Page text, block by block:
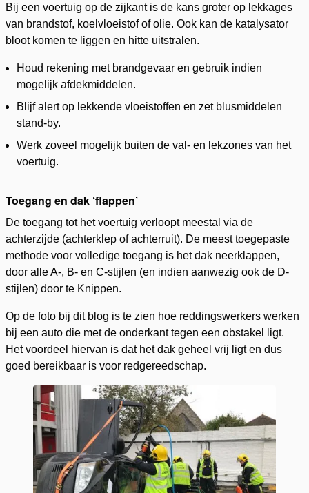
Bij een voertuig op de zijkant is de kans groter op lekkages
van brandstof, koelvloeistof of olie. Ook kan de katalysator
bloot komen te liggen en hitte uitstralen.
Houd rekening met brandgevaar en gebruik indien
mogelijk afdekmiddelen.
Blijf alert op lekkende vloeistoffen en zet blusmiddelen
stand-by.
Werk zoveel mogelijk buiten de val- en lekzones van het
voertuig.
Toegang en dak ‘flappen’
De toegang tot het voertuig verloopt meestal via de
achterzijde (achterklep of achterruit). De meest toegepaste
methode voor volledige toegang is het dak neerklappen,
door alle A-, B- en C-stijlen (en indien aanwezig ook de D-
stijlen) door te Knippen.
Op de foto bij dit blog is te zien hoe reddingswerkers werken
bij een auto die met de onderkant tegen een obstakel ligt.
Het voordeel hiervan is dat het dak geheel vrij ligt en dus
goed bereikbaar is voor redgereedschap.